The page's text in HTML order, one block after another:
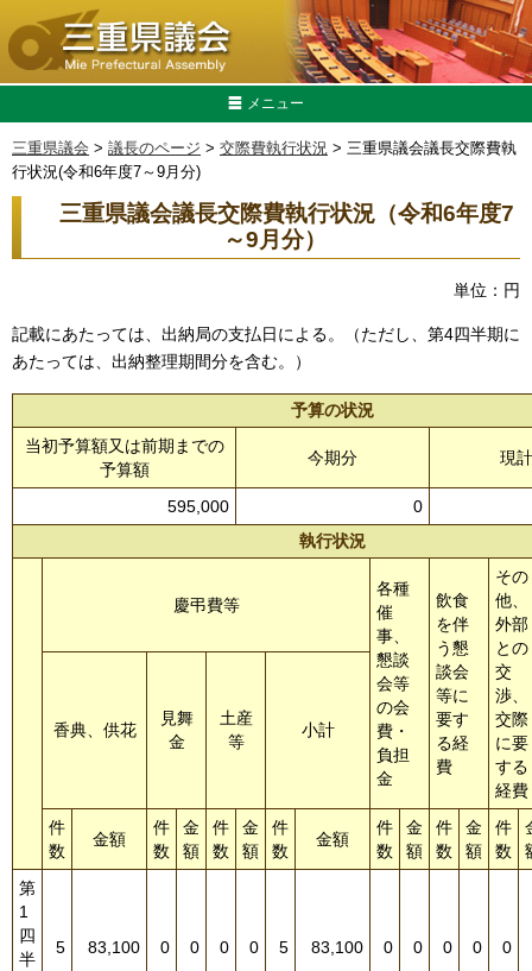
メニュー
三重県議会 > 議長のページ > 交際費執行状況 > 三重県議会議長交際費執
行状況(令和6年度7～9月分)
三重県議会議長交際費執行状況（令和6年度7
～9月分）
単位：円
記載にあたっては、出納局の支払日による。（ただし、第4四半期に
あたっては、出納整理期間分を含む。）
予算の状況
当初予算額又は前期までの
予算額
今期分 現
595,000
0
執行状況
慶弔費等
各種
催
事、
懇談
会等
の会
費・
負担
金
飲食
を伴
う懇
談会
等に
要す
る経
費
その
他、
外部
との
交
渉、
交際
に要
する
経費
香典、供花
見舞
金
土産
等
小計
件
数
金額
件
数
金
額
件
数
金
額
件
数
金額
件
数
金
額
件
数
金
額
件
数
第
1
四
半
5 83,100 0 0 0 0 5 83,100 0 0 0 0 0